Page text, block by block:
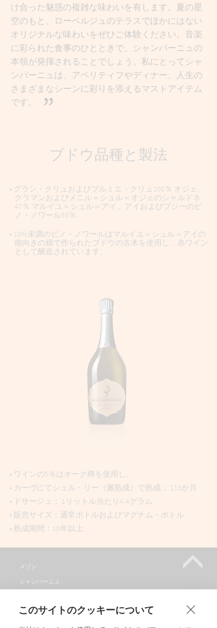
このサイトのクッキーについて
け合った魅惑の複雑な味わいを有します。夏の星
空のもと、ローベルジュのテラスでほかにはない
オリジナルな味わいをぜひご体験ください。音楽
に彩られた食事のひとときで、シャンパーニュの
本領が発揮されることでしょう。私にとってシャ
ンパーニュは、アペリティフやディナー、人生の
さまざまなシーンに彩りを添えるマストアイテム
です。
”
ブドウ品種と製法
• グラン・クリュおよびプルミエ・クリュ100％ オジェ、
クラマンおよびメニル＝シュル＝オジェのシャルドネ
47％ マルイユ＝シュル＝アイ、アイおよびブジーのピ
ノ・ノワール53％
• 10%未満のピノ・ノワールはマルイユ＝シュル＝アイの
南向きの畑で作られたブドウの古木を使用し、赤ワイン
として醸造されています。
• ワインの5％はオーク樽を使用し、
• カーヴにてシュル・リー（澱熟成）で熟成： 115か月
• ドサージュ： 1リットル当たり4.4グラム
• 販売サイズ：通常ボトルおよびマグナム・ボトル
• 熟成期間：10年以上
メゾン
シャンパーニュ
見学
コンタクト